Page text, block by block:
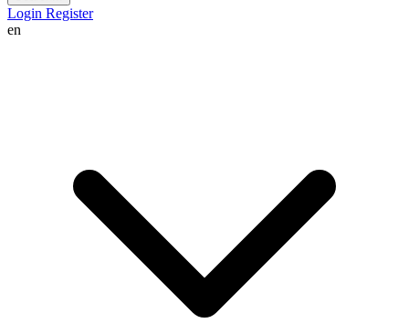
Login Register
en